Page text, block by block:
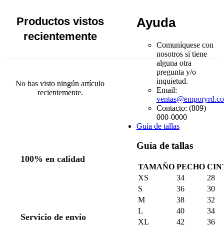
Ayuda
Comuníquese con
nosotros si tiene
alguna otra
pregunta y/o
inquietud.
Email:
Contacto: (809)
000-0000
Guía de tallas
Guía de tallas
TAMAÑO PECHO
XS
34
28
S
36
30
M
38
32
L
40
34
XL
42 36
en
página
producto
Productos vistos
recientemente
No has visto ningún artículo
recientemente.
100% en calidad
Servicio de envio